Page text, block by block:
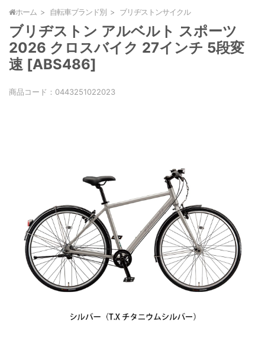
ホーム 自転車ブランド別 ブリヂストンサイクル
ブリヂストン アルベルト スポーツ
2026 クロスバイク 27インチ 5段変
速 [ABS486]
商品コード： 0443251022023